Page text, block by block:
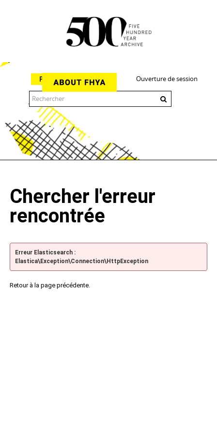
Ouverture de session
Parcourir
Chercher l'erreur
rencontrée
Erreur Elasticsearch :
Elastica\Exception\Connection\HttpException
Retour à la page précédente.